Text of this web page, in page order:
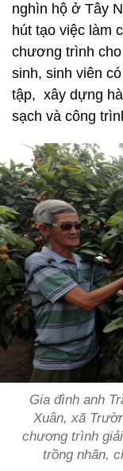
nghìn hộ ở Tây
hút tạo việc làm
chương trình
sinh, sinh viên
tập, xây dựng
sạch và công
Gia đình anh
Xuân, xã
chương trình
trồng nhãn,